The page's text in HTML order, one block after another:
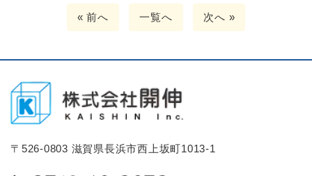
« 前へ 一覧へ 次へ »
〒526-0803 滋賀県長浜市西上坂町1013-1